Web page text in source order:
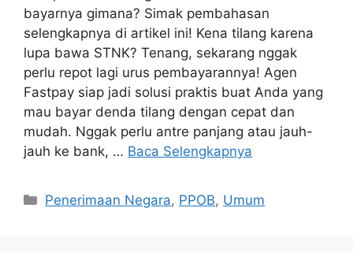
bayarnya gimana? Simak pembahasan
selengkapnya di artikel ini! Kena tilang karena
lupa bawa STNK? Tenang, sekarang nggak
perlu repot lagi urus pembayarannya! Agen
Fastpay siap jadi solusi praktis buat Anda yang
mau bayar denda tilang dengan cepat dan
mudah. Nggak perlu antre panjang atau jauh-
jauh ke bank, … Baca Selengkapnya
Penerimaan Negara, PPOB, Umum